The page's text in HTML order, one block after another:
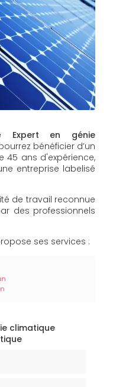
Expert en génie
bénéficier d’un
45 ans d'expérience,
entreprise labelisé
de travail reconnue
des professionnels
ses services :
climatique